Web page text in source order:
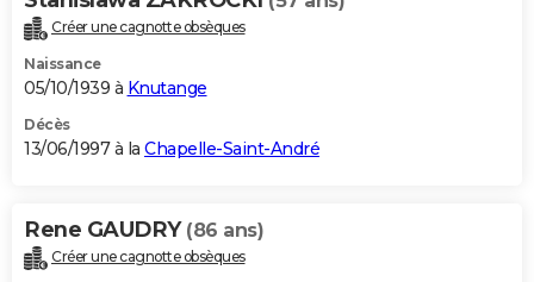
Créer une cagnotte obsèques
Naissance
05/10/1939 à Knutange
Décès
13/06/1997 à la Chapelle-Saint-André
Rene GAUDRY (86 ans)
Créer une cagnotte obsèques